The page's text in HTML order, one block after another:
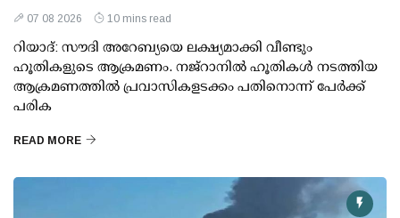
07 08 2026 10 mins read
റിയാദ്: സൗദി അറേബ്യയെ ലക്ഷ്യമാക്കി വീണ്ടും
ഹൂതികളുടെ ആക്രമണം. നജ്‌റാനില്‍ ഹൂതികള്‍ നടത്തിയ
ആക്രമണത്തില്‍ പ്രവാസികളടക്കം പതിനൊന്ന് പേര്‍ക്ക്
പരിക
READ MORE